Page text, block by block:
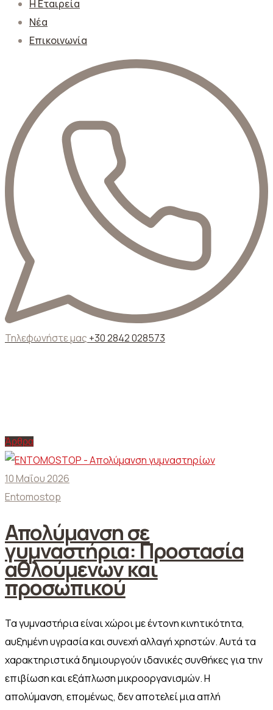
Η Εταιρεία
Νέα
Επικοινωνία
Τηλεφωνήστε μας +30 2842 028573
Άρθρα
10 Μαΐου 2026
Entomostop
Απολύμανση σε
γυμναστήρια: Προστασία
αθλούμενων και
προσωπικού
Τα γυμναστήρια είναι χώροι με έντονη κινητικότητα,
αυξημένη υγρασία και συνεχή αλλαγή χρηστών. Αυτά τα
χαρακτηριστικά δημιουργούν ιδανικές συνθήκες για την
επιβίωση και εξάπλωση μικροοργανισμών. Η
απολύμανση, επομένως, δεν αποτελεί μια απλή